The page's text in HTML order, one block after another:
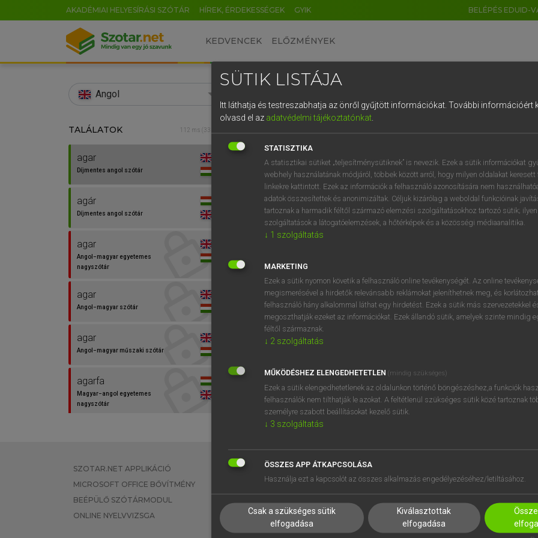
AKADÉMIAI HELYESÍRÁSI SZÓTÁR HÍREK, ÉRDEKESSÉGEK GYIK BELÉPÉS EDUID-
KEDVENCEK ELŐZMÉNYEK
Angol
TALÁLATOK 112 ms (33 db)
agar
Díjmentes angol szótár
agár
Díjmentes angol szótár
agar
Angol−magyar egyetemes
nagyszótár
agar
Angol−magyar szótár
agar
Angol−magyar műszaki szótár
agarfa
Magyar−angol egyetemes
nagyszótár
agár
Magyar−angol szótár
Díjmentes angol szótár
fn agaragar
⚲ agarkeresése szótárainkban
SZOTAR.NET APPLIKÁCIÓ
MICROSOFT OFFICE BŐVÍTMÉNY
BEÉPÜLŐ SZÓTÁRMODUL
ONLINE NYELVVIZSGA
EGYÉNI FELHASZNÁLÓKNAK
TANULÓKNAK
VÁLLALATI MEGOLDÁSOK
SÚGÓ
RÓLUNK
SÜTI BEÁLLÍTÁSOK
SÜTIK LISTÁJA
Itt láthatja és testreszabhatja az önről gyűjtött információkat. További információért
olvasd el az adatvédelmi tájékoztatónkat.
STATISZTIKA
A statisztikai sütiket „teljesítménysütiknek” is nevezik. Ezek a sütik információkat
webhely használatának módjáról, többek között arról, hogy milyen oldalakat keresett
linkekre kattintott. Ezek az információk a felhasználó azonosítására nem
adatok összesítettek és anonimizáltak. Céljuk kizárólag a weboldal funkcióinak
tartoznak a harmadik féltől származó elemzési szolgáltatásokhoz tartozó sütik;
szolgáltatások a látogatóelemzések, a hőtérképek és a közösségi médiaanalitika.
↓ 1 szolgáltatás
MARKETING
Ezek a sütik nyomon követik a felhasználó online tevékenységét. Az online
megismerésével a hirdetők relevánsabb reklámokat jeleníthetnek meg, és
felhasználó hány alkalommal láthat egy hirdetést. Ezek a sütik más szervezetekkel
megoszthatják ezeket az információkat. Ezek állandó sütik, amelyek szinte mindig
féltől származnak.
↓ 2 szolgáltatás
MŰKÖDÉSHEZ ELENGEDHETETLEN (mindig szükséges)
Ezek a sütik elengedhetetlenek az oldalunkon történő böngészéshez,a funkciók
felhasználók nem tilthatják le azokat. A feltétlenül szükséges sütik közé tartoznak
személyre szabott beállításokat kezelő sütik.
↓ 3 szolgáltatás
ÖSSZES APP ÁTKAPCSOLÁSA
Használja ezt a kapcsolót az összes alkalmazás engedélyezéséhez/letiltásához.
Csak a szükséges sütik
elfogadása
Kiválasztottak
elfogadása
EN HU DE CN FR ES IT NL
0 1 2 3 4 5 6 7 8 9
q w e r t z u i
a s d f g h j k l é
í y x c v b n m , .